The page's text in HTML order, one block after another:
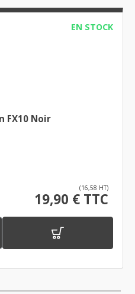
EN STOCK
FX10 Noir
(16,58 HT)
19,90 € TTC